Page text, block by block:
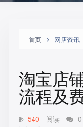
首页 网店资讯
淘宝店
流程及
540 阅读 0